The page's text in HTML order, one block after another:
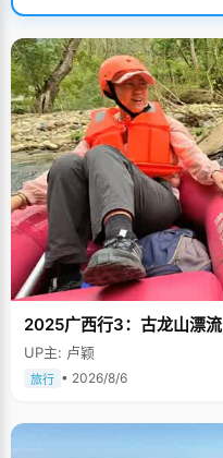
2025广西行3：古龙山漂流
UP主: 卢颖
旅行 • 2026/8/6